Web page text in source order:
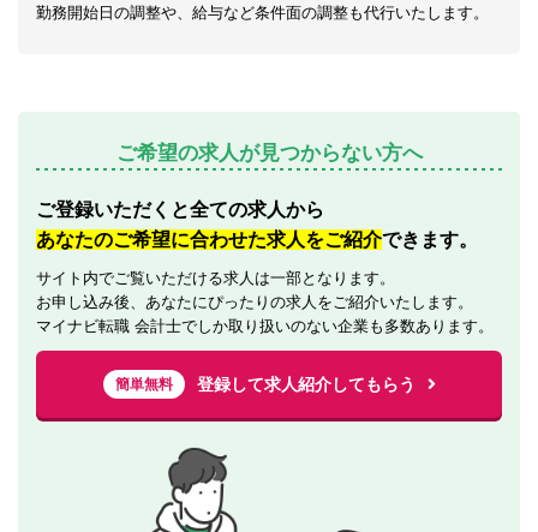
勤務開始日の調整や、給与など条件面の調整も代行いたします。
ご希望の求人が見つからない方へ
ご登録いただくと全ての求人から
あなたのご希望に合わせた求人をご紹介できます。
サイト内でご覧いただける求人は一部となります。
お申し込み後、あなたにぴったりの求人をご紹介いたします。
マイナビ転職 会計士でしか取り扱いのない企業も多数あります。
簡単無料 登録して求人紹介してもらう